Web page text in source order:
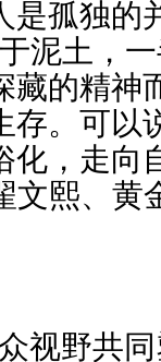
是孤独的
泥土，
藏的精神
存。可以
化，走向
文熙、黄
视野共